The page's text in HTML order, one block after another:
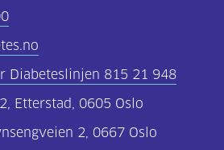
Diabeteslinjen 815 21 948
Etterstad, 0605 Oslo
2, 0667 Oslo